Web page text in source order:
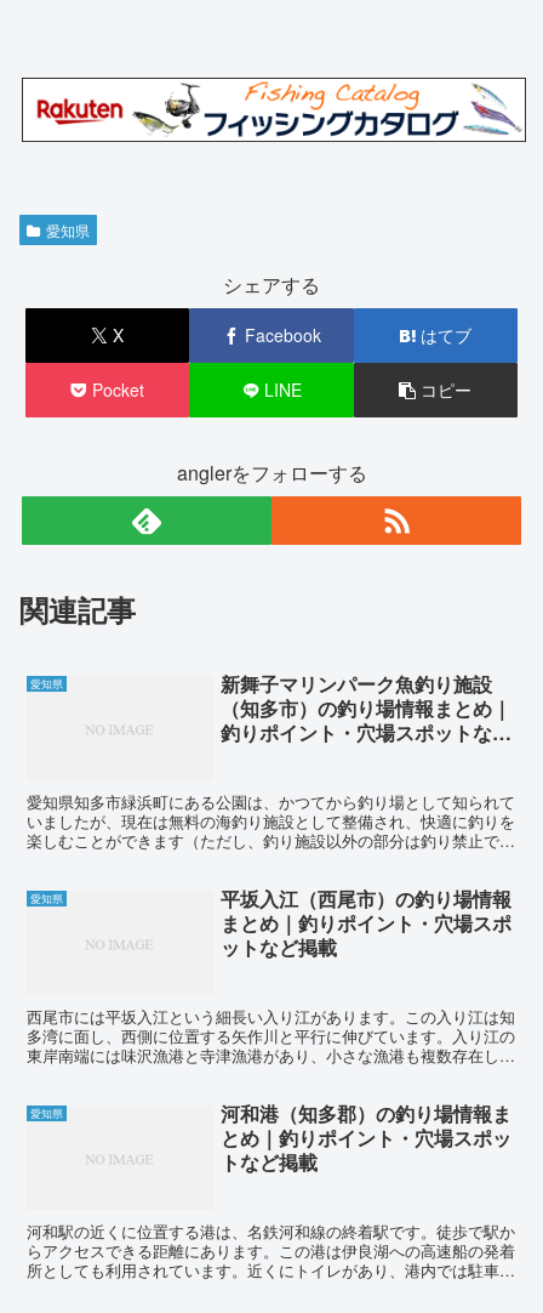
愛知県
シェアする
X Facebook はてブ
Pocket LINE コピー
anglerをフォローする
関連記事
愛知県
新舞子マリンパーク魚釣り施設
（知多市）の釣り場情報まとめ｜
釣りポイント・穴場スポットなど
愛知県知多市緑浜町にある公園は、かつてから釣り場として知られて
いましたが、現在は無料の海釣り施設として整備され、快適に釣りを
楽しむことができます（ただし、釣り施設以外の部分は釣り禁止です
愛知県
平坂入江（西尾市）の釣り場情報
まとめ｜釣りポイント・穴場スポ
ットなど掲載
西尾市には平坂入江という細長い入り江があります。この入り江は知
多湾に面し、西側に位置する矢作川と平行に伸びています。入り江の
東岸南端には味沢漁港と寺津漁港があり、小さな漁港も複数存在して
愛知県
河和港（知多郡）の釣り場情報ま
とめ｜釣りポイント・穴場スポッ
トなど掲載
河和駅の近くに位置する港は、名鉄河和線の終着駅です。徒歩で駅か
らアクセスできる距離にあります。この港は伊良湖への高速船の発着
所としても利用されています。近くにトイレがあり、港内では駐車も